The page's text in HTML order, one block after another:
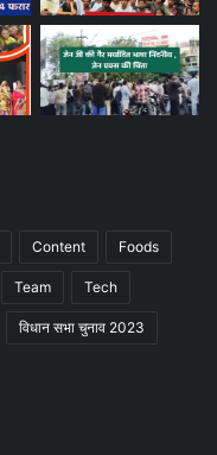
Content Foods
Team Tech
विधान सभा चुनाव 2023